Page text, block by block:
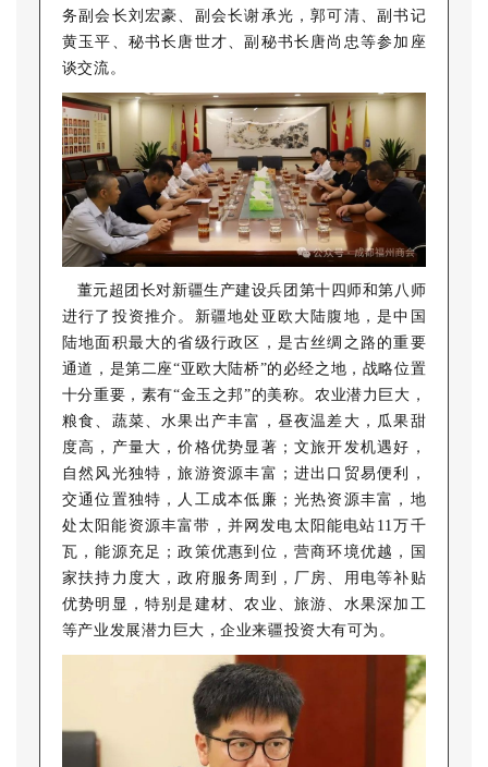
务副会长刘宏豪、副会长谢承光，郭可清、副书记
黄玉平、秘书长唐世才、副秘书长唐尚忠等参加座
谈交流。
董元超团长对新疆生产建设兵团第十四师和第八师
进行了投资推介。新疆地处亚欧大陆腹地，是中国
陆地面积最大的省级行政区，是古丝绸之路的重要
通道，是第二座“亚欧大陆桥”的必经之地，战略位置
十分重要，素有“金玉之邦”的美称。农业潜力巨大，
粮食、蔬菜、水果出产丰富，昼夜温差大，瓜果甜
度高，产量大，价格优势显著；文旅开发机遇好，
自然风光独特，旅游资源丰富；进出口贸易便利，
交通位置独特，人工成本低廉；光热资源丰富，地
处太阳能资源丰富带，并网发电太阳能电站11万千
瓦，能源充足；政策优惠到位，营商环境优越，国
家扶持力度大，政府服务周到，厂房、用电等补贴
优势明显，特别是建材、农业、旅游、水果深加工
等产业发展潜力巨大，企业来疆投资大有可为。